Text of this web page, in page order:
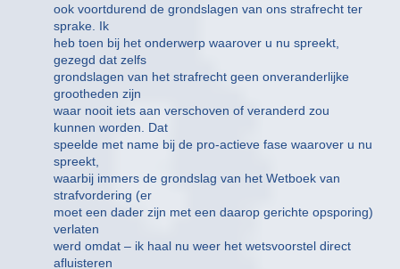
ook voortdurend de grondslagen van ons strafrecht ter
sprake. Ik
heb toen bij het onderwerp waarover u nu spreekt,
gezegd dat zelfs
grondslagen van het strafrecht geen onveranderlijke
grootheden zijn
waar nooit iets aan verschoven of veranderd zou
kunnen worden. Dat
speelde met name bij de pro-actieve fase waarover u nu
spreekt,
waarbij immers de grondslag van het Wetboek van
strafvordering (er
moet een dader zijn met een daarop gerichte opsporing)
verlaten
werd omdat – ik haal nu weer het wetsvoorstel direct
afluisteren